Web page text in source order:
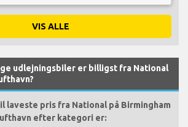
VIS ALLE
udlejningsbiler er billigst fra National
laveste pris fra National på Birmingham
efter kategori er: